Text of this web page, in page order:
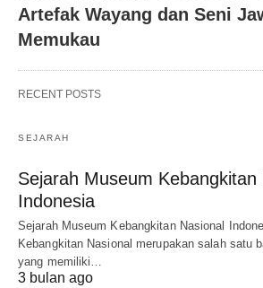
Artefak Wayang dan Seni
Memukau
RECENT POSTS
SEJARAH
Sejarah Museum Kebangkitan
Indonesia
Sejarah Museum Kebangkitan Nasional
Kebangkitan Nasional merupakan salah satu
yang memiliki…
3 bulan ago